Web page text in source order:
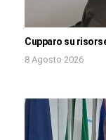
Cupparo su
8 Agosto 2026